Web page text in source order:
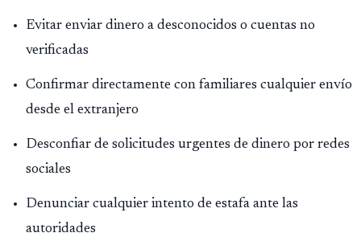
Evitar enviar dinero a desconocidos o cuentas no
verificadas
Confirmar directamente con familiares cualquier envío
desde el extranjero
Desconfiar de solicitudes urgentes de dinero por redes
sociales
Denunciar cualquier intento de estafa ante las
autoridades